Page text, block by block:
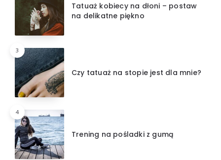
Tatuaż kobiecy na dłoni – postaw
na delikatne piękno
3
Czy tatuaż na stopie jest dla mnie?
4
Trening na pośladki z gumą